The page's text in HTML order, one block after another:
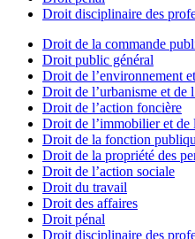
Droit disciplinaire des
Droit de la commande
Droit public général
Droit de l’environnement
Droit de l’urbanisme et de
Droit de l’action foncière
Droit de l’immobilier et de
Droit de la fonction
Droit de la propriété des
Droit de l’action sociale
Droit du travail
Droit des affaires
Droit pénal
Droit disciplinaire des